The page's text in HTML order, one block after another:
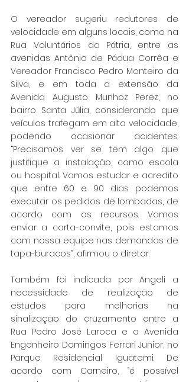
O vereador sugeriu redutores de
velocidade em alguns locais, como na
Rua Voluntários da Pátria, entre as
avenidas Antônio de Pádua Corrêa e
Vereador Francisco Pedro Monteiro da
Silva, e em toda a extensão da
Avenida Augusto Munhoz Perez, no
bairro Santa Júlia, considerando que
veículos trafegam em alta velocidade,
podendo ocasionar acidentes.
“Precisamos ver se tem algo que
justifique a instalação, como escola
ou hospital. Vamos estudar e acredito
que entre 60 e 90 dias podemos
executar os pedidos de lombadas, de
acordo com os recursos. Vamos
enviar a carta-convite, pois estamos
com nossa equipe nas demandas de
tapa-buracos”, afirmou o diretor.
Também foi indicada por Angeli a
necessidade de realização de
estudos para melhorias na
sinalização do cruzamento entre a
Rua Pedro José Laroca e a Avenida
Engenheiro Domingos Ferrari Junior, no
Parque Residencial Iguatemi. De
acordo com Carneiro, “é possível